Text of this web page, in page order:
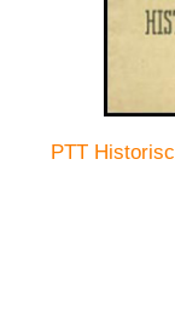
PTT